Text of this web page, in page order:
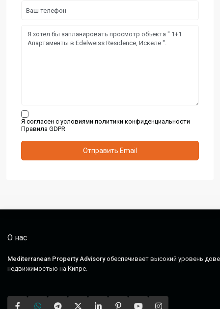
Я согласен с условиями политики конфиденциальности
Правила GDPR
О нас
Mediterranean Property Advisoryобеспечивает высокий уровень
недвижимостью на Кипре.